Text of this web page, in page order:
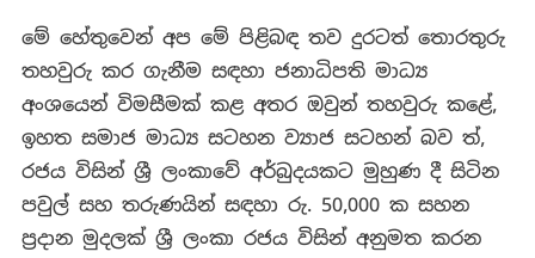
මේ හේතුවෙන් අප මේ පිළිබඳ තව දුරටත් තොරතුරු
තහවුරු කර ගැනීම සඳහා ජනාධිපති මාධ්‍ය
අංශයෙන් විමසීමක් කළ අතර ඔවුන් තහවුරු කළේ,
ඉහත සමාජ මාධ්‍ය සටහන ව්‍යාජ සටහන් බව ත්,
රජය විසින් ශ්‍රී ලංකාවේ අර්බුදයකට මුහුණ දී සිටින
පවුල් සහ තරුණයින් සඳහා රු. 50,000 ක සහන
ප්‍රදාන මුදලක් ශ්‍රී ලංකා රජය විසින් අනුමත කරන